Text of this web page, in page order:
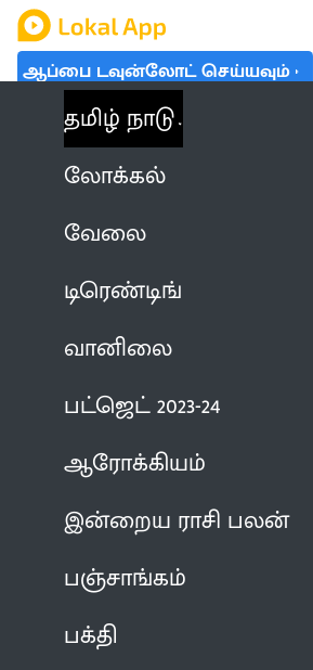
ஆப்பை டவுன்லோட் செய்யவும்
தமிழ் நாடு
லோக்கல்
வேலை
டிரெண்டிங்
வானிலை
பட்ஜெட் 2023-24
ஆரோக்கியம்
இன்றைய ராசி பலன்
பஞ்சாங்கம்
பக்தி